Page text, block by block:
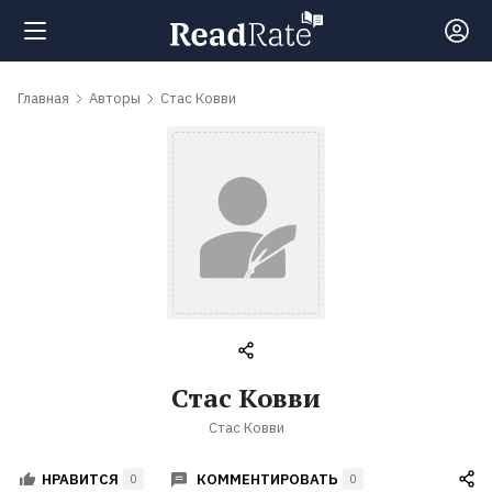
Поиск
Главная Авторы Стас Ковви
Стас Ковви
Стас Ковви
НРАВИТСЯ 0 КОММЕНТИРОВАТЬ 0